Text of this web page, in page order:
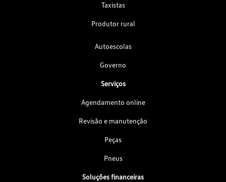
Taxistas
Produtor rural
Autoescolas
Governo
Serviços
Agendamento online
Revisão e manutenção
Peças
Pneus
Soluções financeiras